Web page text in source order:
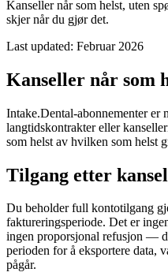
Kanseller når som helst, uten
skjer når du gjør det.
Last updated: Februar 2026
Kanseller når som
Intake.Dental-abonnementer er
langtidskontrakter eller
som helst av hvilken som helst
Tilgang etter
Du beholder full kontotilgang
faktureringsperiode. Det er
ingen proporsjonal refusjon —
perioden for å eksportere data,
pågår.